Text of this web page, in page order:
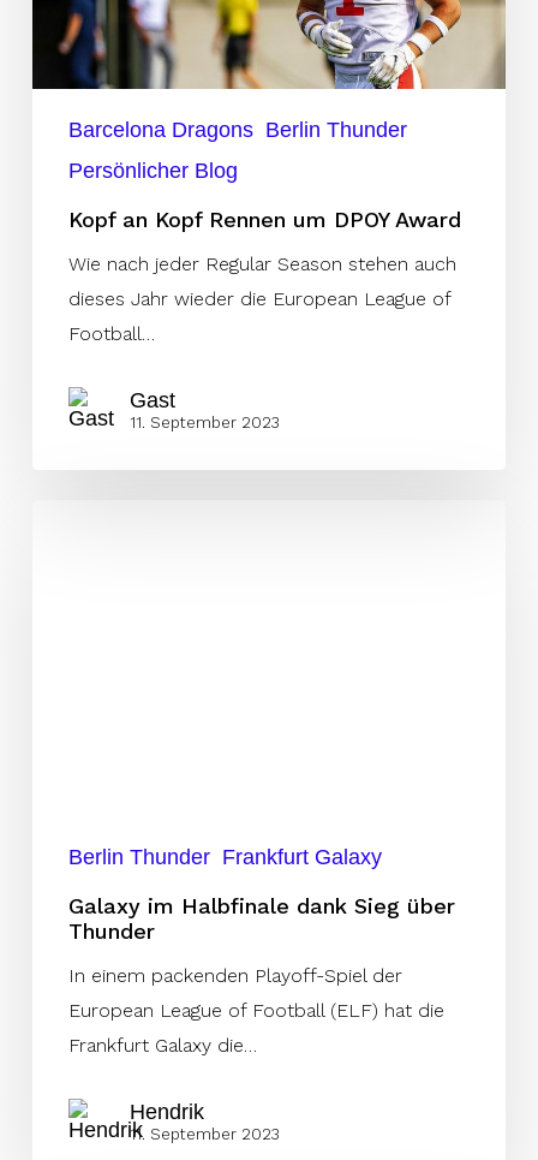
DPOY
Award
Barcelona Dragons Berlin Thunder
Persönlicher Blog
Kopf an Kopf Rennen um DPOY Award
Wie nach jeder Regular Season stehen auch
dieses Jahr wieder die European League of
Football…
Gast
11. September 2023
Berlin Thunder Frankfurt Galaxy
Galaxy im Halbfinale dank Sieg über
Thunder
In einem packenden Playoff-Spiel der
European League of Football (ELF) hat die
Frankfurt Galaxy die…
Hendrik
11. September 2023